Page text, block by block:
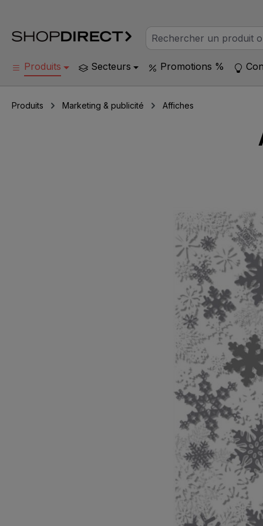
Produits Secteurs Promotions %
Produits Marketing & publicité Affiches